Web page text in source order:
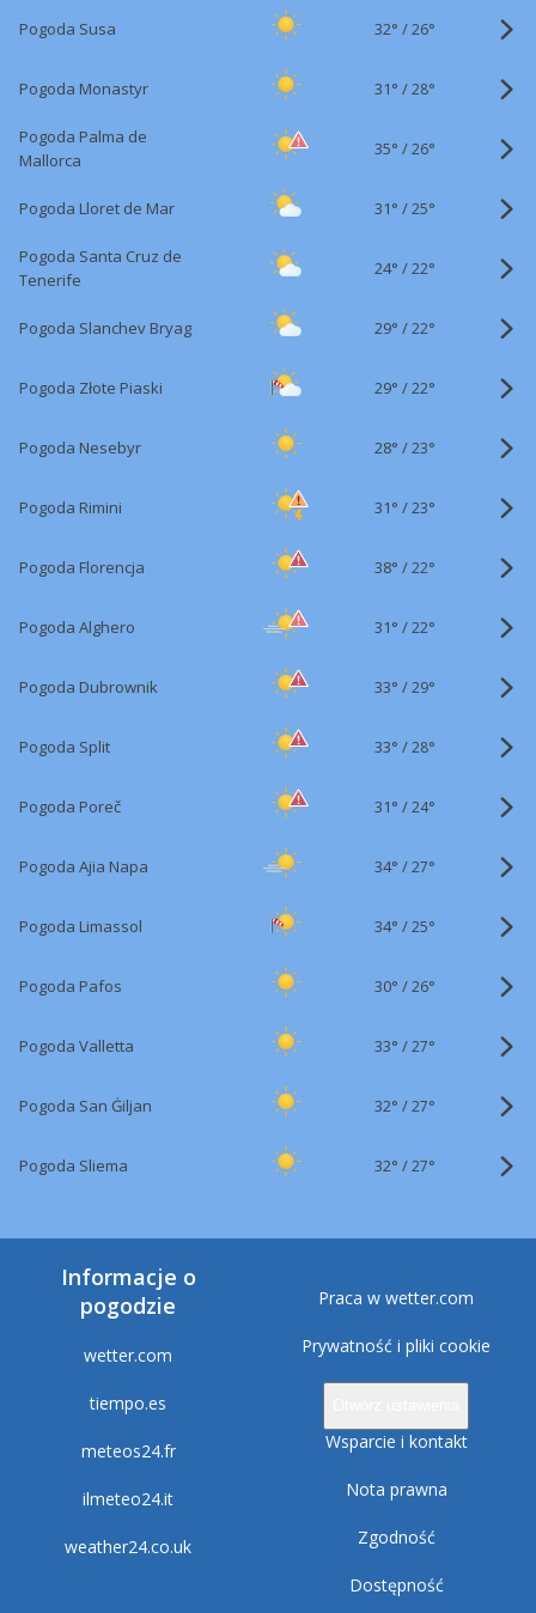
Pogoda Susa 32° /26°
Pogoda Monastyr 31° /28°
Pogoda Palma de
Mallorca
35° /26°
Pogoda Lloret de Mar 31° /25°
Pogoda Santa Cruz de
Tenerife
24° /22°
Pogoda Slanchev Bryag 29° /22°
Pogoda Złote Piaski 29° /22°
Pogoda Nesebyr 28° /23°
Pogoda Rimini 31° /23°
Pogoda Florencja 38° /22°
Pogoda Alghero 31° /22°
Pogoda Dubrownik 33° /29°
Pogoda Split 33° /28°
Pogoda Poreč 31° /24°
Pogoda Ajia Napa 34° /27°
Pogoda Limassol 34° /25°
Pogoda Pafos 30° /26°
Pogoda Valletta 33° /27°
Pogoda San Ġiljan 32° /27°
Pogoda Sliema 32° /27°
Informacje o
pogodzie
wetter.com
tiempo.es
meteos24.fr
ilmeteo24.it
weather24.co.uk
Praca w wetter.com
Prywatność i pliki cookie
Wsparcie i kontakt
Nota prawna
Zgodność
Dostępność